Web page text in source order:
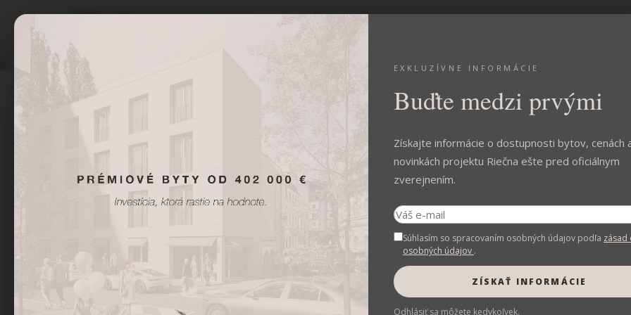
Prečo Riečna?
krokov od Hviedzoslavovho
námestia a všetkých
kultúrnych dominánt
Bratislavy priamo pri Dunaji.
Flexibilný komerčný priestor
na 1. NP prispôsobiteľný
vašim potrebám.
EXKLUZÍVNE INFORMÁCIE
Buďte medzi prvými
Získajte informácie o dostupnosti bytov, cenách
novinkách projektu Riečna ešte pred oficiálnym
zverejnením.
Súhlasím so spracovaním osobných údajov podľa zásad
osobných údajov .
ZÍSKAŤ INFORMÁCIE
Odhlásiť sa môžete kedykoľvek.